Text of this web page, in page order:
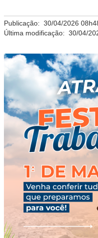
Publicação: 30/04/2026
Última modificação: 30/04/